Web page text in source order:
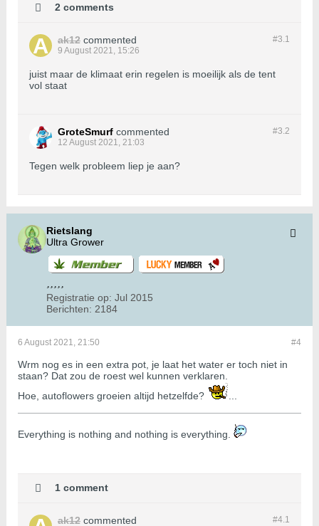
2 comments
#3.1
ak12 commented
9 August 2021, 15:26
juist maar de klimaat erin regelen is moeilijk als de tent
vol staat
#3.2
GroteSmurf commented
12 August 2021, 21:03
Tegen welk probleem liep je aan?
Rietslang
Ultra Grower
Registratie op: Jul 2015
Berichten: 2184
#4
6 August 2021, 21:50
Wrm nog es in een extra pot, je laat het water er toch niet in
staan? Dat zou de roest wel kunnen verklaren.
Hoe, autoflowers groeien altijd hetzelfde?
​​​​​​Everything is nothing and nothing is everything.
1 comment
#4.1
ak12 commented